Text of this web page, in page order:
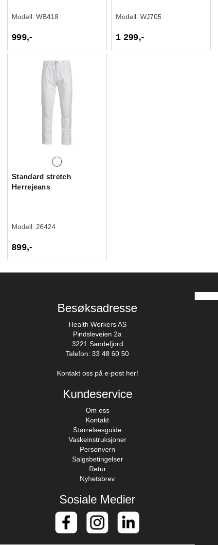
Modell: WB418
999,-
Modell: WJ705
1 299,-
Standard stretch
Herrejeans
Modell: 26424
899,-
Besøksadresse
Health Workers AS
Pindsleveien 2a
3221 Sandefjord
Telefon: 33 48 60 50
Kontakt oss på e-post her!
Kundeservice
Om oss
Kontakt
Størrelsesguide
Vaskeinstruksjoner
Personvern
Salgsbetingelser
Retur
Nyhetsbrev
Sosiale Medier